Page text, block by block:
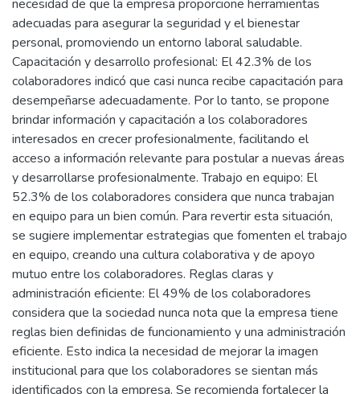
necesidad de que la empresa proporcione herramientas
adecuadas para asegurar la seguridad y el bienestar
personal, promoviendo un entorno laboral saludable.
Capacitación y desarrollo profesional: El 42.3% de los
colaboradores indicó que casi nunca recibe capacitación para
desempeñarse adecuadamente. Por lo tanto, se propone
brindar información y capacitación a los colaboradores
interesados en crecer profesionalmente, facilitando el
acceso a información relevante para postular a nuevas áreas
y desarrollarse profesionalmente. Trabajo en equipo: El
52.3% de los colaboradores considera que nunca trabajan
en equipo para un bien común. Para revertir esta situación,
se sugiere implementar estrategias que fomenten el trabajo
en equipo, creando una cultura colaborativa y de apoyo
mutuo entre los colaboradores. Reglas claras y
administración eficiente: El 49% de los colaboradores
considera que la sociedad nunca nota que la empresa tiene
reglas bien definidas de funcionamiento y una administración
eficiente. Esto indica la necesidad de mejorar la imagen
institucional para que los colaboradores se sientan más
identificados con la empresa. Se recomienda fortalecer la